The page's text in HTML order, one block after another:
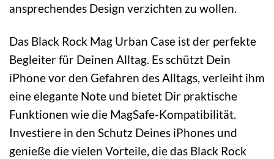
ansprechendes Design verzichten zu wollen.
Das Black Rock Mag Urban Case ist der perfekte
Begleiter für Deinen Alltag. Es schützt Dein
iPhone vor den Gefahren des Alltags, verleiht ihm
eine elegante Note und bietet Dir praktische
Funktionen wie die MagSafe-Kompatibilität.
Investiere in den Schutz Deines iPhones und
genieße die vielen Vorteile, die das Black Rock